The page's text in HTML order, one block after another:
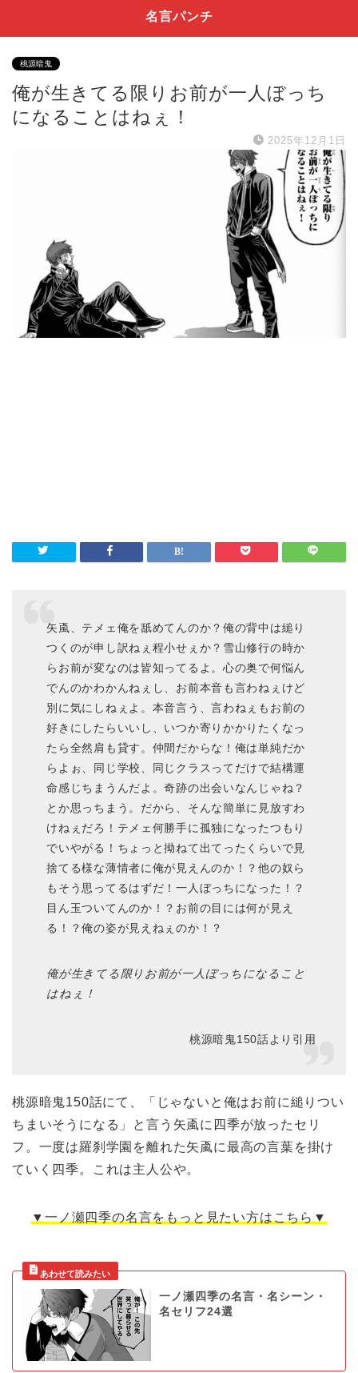
名言パンチ
桃源暗鬼
俺が生きてる限りお前が一人ぼっち
になることはねぇ！
2025年12月1日
矢颪、テメェ俺を舐めてんのか？俺の背中は縋り
つくのが申し訳ねぇ程小せぇか？雪山修行の時か
らお前が変なのは皆知ってるよ。心の奥で何悩ん
でんのかわかんねぇし、お前本音も言わねぇけど
別に気にしねぇよ。本音言う、言わねぇもお前の
好きにしたらいいし、いつか寄りかかりたくなっ
たら全然肩も貸す。仲間だからな！俺は単純だか
らよぉ、同じ学校、同じクラスってだけで結構運
命感じちまうんだよ。奇跡の出会いなんじゃね？
とか思っちまう。だから、そんな簡単に見放すわ
けねぇだろ！テメェ何勝手に孤独になったつもり
でいやがる！ちょっと拗ねて出てったくらいで見
捨てる様な薄情者に俺が見えんのか！？他の奴ら
もそう思ってるはずだ！一人ぼっちになった！？
目ん玉ついてんのか！？お前の目には何が見え
る！？俺の姿が見えねぇのか！？
俺が生きてる限りお前が一人ぼっちになること
はねぇ！
桃源暗鬼150話より引用
桃源暗鬼150話にて、「じゃないと俺はお前に縋りつい
ちまいそうになる」と言う矢颪に四季が放ったセリ
フ。一度は羅刹学園を離れた矢颪に最高の言葉を掛け
ていく四季。これは主人公や。
▼一ノ瀬四季の名言をもっと見たい方はこちら▼
一ノ瀬四季の名言・名シーン・
名セリフ24選